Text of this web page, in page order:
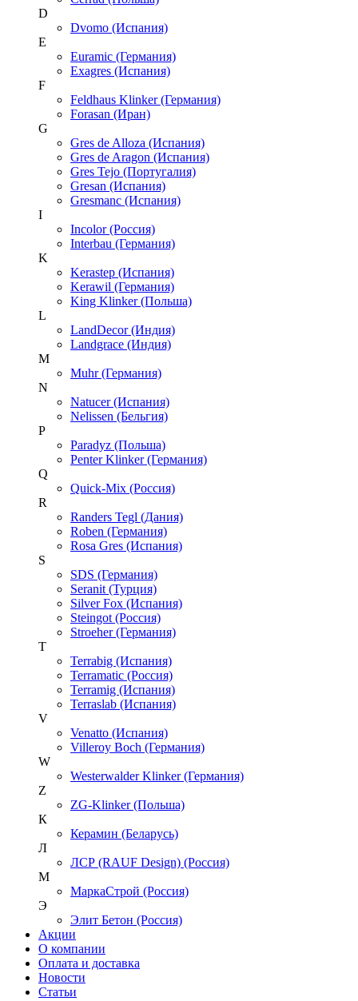
D
Dvomo (Испания)
E
Euramic (Германия)
Exagres (Испания)
F
Feldhaus Klinker (Германия)
Forasan (Иран)
G
Gres de Alloza (Испания)
Gres de Aragon (Испания)
Gres Tejo (Португалия)
Gresan (Испания)
Gresmanc (Испания)
I
Incolor (Россия)
Interbau (Германия)
K
Kerastep (Испания)
Kerawil (Германия)
King Klinker (Польша)
L
LandDecor (Индия)
Landgrace (Индия)
M
Muhr (Германия)
N
Natucer (Испания)
Nelissen (Бельгия)
P
Paradyz (Польша)
Penter Klinker (Германия)
Q
Quick-Mix (Россия)
R
Randers Tegl (Дания)
Roben (Германия)
Rosa Gres (Испания)
S
SDS (Германия)
Seranit (Турция)
Silver Fox (Испания)
Steingot (Россия)
Stroeher (Германия)
T
Terrabig (Испания)
Terramatic (Россия)
Terramig (Испания)
Terraslab (Испания)
V
Venatto (Испания)
Villeroy Boch (Германия)
W
Westerwalder Klinker (Германия)
Z
ZG-Klinker (Польша)
К
Керамин (Беларусь)
Л
ЛСР (RAUF Design) (Россия)
М
МаркаСтрой (Россия)
Э
Элит Бетон (Россия)
Акции
О компании
Оплата и доставка
Новости
Статьи